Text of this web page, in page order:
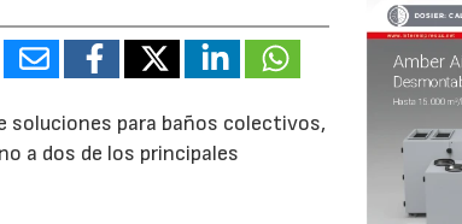
soluciones para baños colectivos,
a dos de los principales